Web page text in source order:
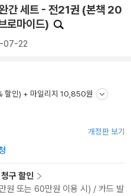
간 세트 - 전21권 (본책 20
로마이드)
07-22
할인) + 마일리지 10,850원
개정판 보기
구 할인
원 또는 60만원 이용 시) / 카드 발